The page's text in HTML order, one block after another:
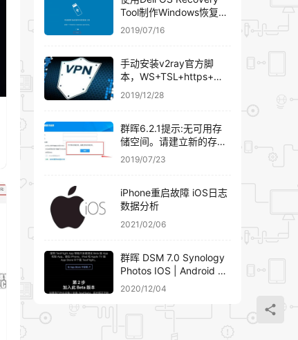
Tool制作Windows恢复U
盘
2019/07/16
手动安装v2ray官方脚
本，WS+TSL+https+域
名伪装
2019/12/28
群晖6.2.1提示:无可用存
储空间。请建立新的存储
空间。群晖添加硬盘组
RAID详细教程
2019/07/23
iPhone重启故障 iOS日志
数据分析
2021/02/06
群晖 DSM 7.0 Synology
Photos IOS | Android 客
户端下载安装
2020/12/04